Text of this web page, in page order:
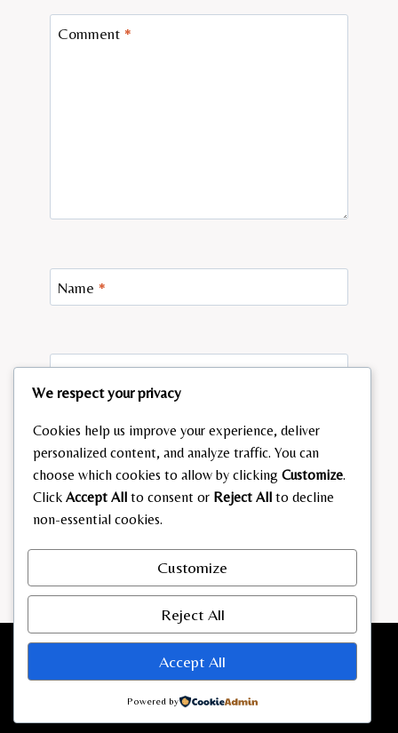
Comment *
Name *
Email*
Website
Save my name, email, and website in this browser
for the next time I comment.
We respect your privacy
Cookies help us improve your experience, deliver
personalized content, and analyze traffic. You can
choose which cookies to allow by clicking Customize.
Click Accept All to consent or Reject All to decline
non-essential cookies.
Customize
Reject All
Accept All
Powered by